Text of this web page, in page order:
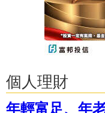
個人理財
年輕富足、年